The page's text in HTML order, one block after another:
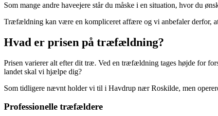
Som mange andre haveejere står du måske i en situation, hvor du
Træfældning kan være en kompliceret affære og vi anbefaler derfor,
Hvad er prisen på træfældning?
Prisen varierer alt efter dit træ. Ved en træfældning tages højde for
landet skal vi hjælpe dig?
Som tidligere nævnt holder vi til i Havdrup nær Roskilde, men
Professionelle træfældere